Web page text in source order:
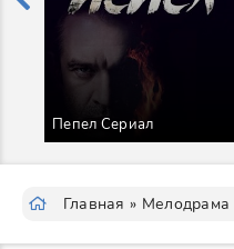
Пепел Сериал
Главная » Мелодрама